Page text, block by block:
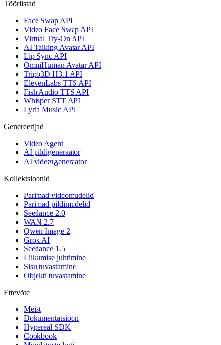
Tööriistad
Face Swap API
Video Face Swap API
Virtual Try-On API
AI Talking Avatar API
Lip Sync API
OmniHuman Avatar API
Tripo3D H3.1 API
ElevenLabs TTS API
Fish Audio TTS API
Whisper STT API
Lyria Music API
Genereerijad
Video Agent
AI pildigeneraator
AI videოგeneraator
Kollektsioonid
Parimad videomudelid
Parimad pildimudelid
Seedance 2.0
WAN 2.7
Qwen Image 2
Grok AI
Seedance 1.5
Liikumise juhtimine
Sisu tuvastamine
Objekti tuvastamine
Ettevõte
Meist
Dokumentatsioon
Hypereal SDK
Cookbook